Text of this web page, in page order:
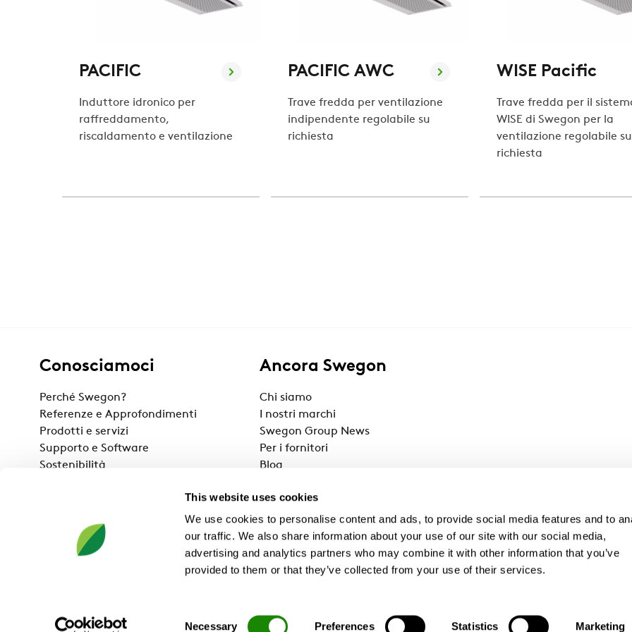
This website uses cookies
We use cookies to personalise content and ads, to provide social media features and to
our traffic. We also share information about your use of our site with our social media,
advertising and analytics partners who may combine it with other information that you’ve
provided to them or that they’ve collected from your use of their services.
Necessary Preferences Statistics Marketing
PACIFIC
Induttore idronico per
raffreddamento,
riscaldamento e ventilazione
PACIFIC AWC
Trave fredda per ventilazione
indipendente regolabile su
richiesta
WISE Pacific
Trave fredda per il
WISE di Swegon per la
ventilazione regolabile su
richiesta
Conosciamoci
Perché Swegon?
Referenze e Approfondimenti
Prodotti e servizi
Supporto e Software
Sostenibilità
Ancora Swegon
Chi siamo
I nostri marchi
Swegon Group News
Per i fornitori
Blog
Politica sulla privacy
Elaborazione dei dati personali CGVPolitica di divulgazione delle vulnerabilità